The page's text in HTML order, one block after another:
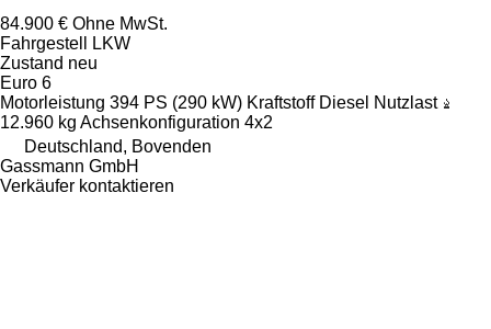
84.900 € Ohne MwSt.
Fahrgestell LKW
Zustand neu
Euro 6
Motorleistung 394 PS (290 kW) Kraftstoff Diesel Nutzlast
12.960 kg Achsenkonfiguration 4x2
Deutschland, Bovenden
Gassmann GmbH
Verkäufer kontaktieren